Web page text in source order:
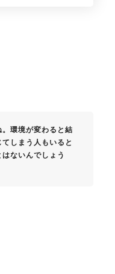
環境が変わると結
しまう人もいると
ないんでしょう